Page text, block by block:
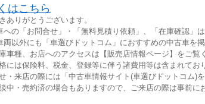
はこちら
ありがとうございます。
への「お問合せ」・「無料見積り依頼」、「在庫確認」
両以外にも「車選びドットコム」におすすめの中古車を掲
車種、お店へのアクセスは【販売店情報ページ】をご覧
には保険料、税金、登録等に伴う諸費用等は含まれてお
・来店の際には「中古車情報サイト(車選びドットコム)
中・売約済の場合もありますので、ご来店の際は事前に